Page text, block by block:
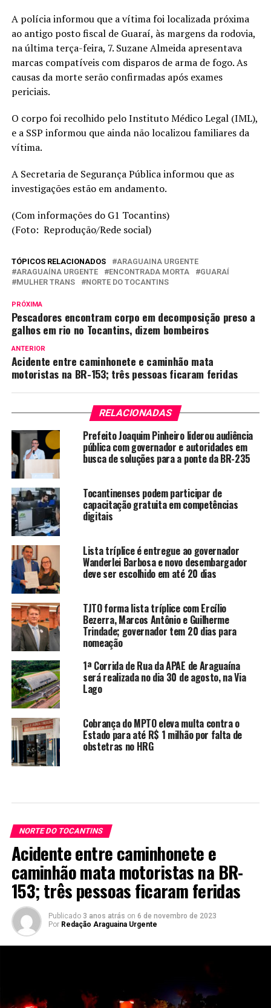
A polícia informou que a vítima foi localizada próxima
ao antigo posto fiscal de Guaraí, às margens da rodovia,
na última terça-feira, 7. Suzane Almeida apresentava
marcas compatíveis com disparos de arma de fogo. As
causas da morte serão confirmadas após exames
periciais.
O corpo foi recolhido pelo Instituto Médico Legal (IML),
e a SSP informou que ainda não localizou familiares da
vítima.
A Secretaria de Segurança Pública informou que as
investigações estão em andamento.
(Com informações do G1 Tocantins)
(Foto: Reprodução/Rede social)
TÓPICOS RELACIONADOS
ARAGUAINA URGENTE
ARAGUAÍNA URGENTE
ENCONTRADA MORTA
GUARAÍ
MULHER TRANS
NORTE DO TOCANTINS
PRÓXIMA
Pescadores encontram corpo em decomposição preso a
galhos em rio no Tocantins, dizem bombeiros
ANTERIOR
Acidente entre caminhonete e caminhão mata
motoristas na BR-153; três pessoas ficaram feridas
RELACIONADAS
Prefeito Joaquim Pinheiro liderou audiência
pública com governador e autoridades em
busca de soluções para a ponte da BR-235
Tocantinenses podem participar de
capacitação gratuita em competências
digitais
Lista tríplice é entregue ao governador
Wanderlei Barbosa e novo desembargador
deve ser escolhido em até 20 dias
TJTO forma lista tríplice com Ercílio
Bezerra, Marcos Antônio e Guilherme
Trindade; governador tem 20 dias para
nomeação
1ª Corrida de Rua da APAE de Araguaína
será realizada no dia 30 de agosto, na Via
Lago
Cobrança do MPTO eleva multa contra o
Estado para até R$ 1 milhão por falta de
obstetras no HRG
NORTE DO TOCANTINS
Acidente entre caminhonete e
caminhão mata motoristas na BR-
153; três pessoas ficaram feridas
Publicado 3 anos atrás on 6 de novembro de 2023
Por Redação Araguaina Urgente